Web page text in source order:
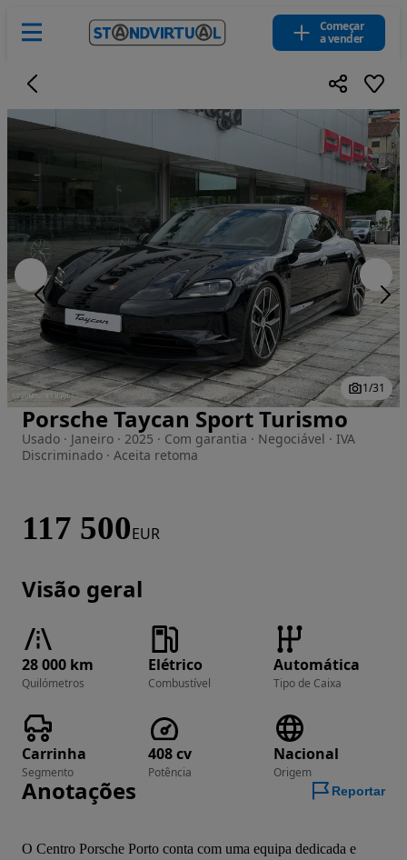
Começar
a vender
Imagem 1 de 31
1/31
Porsche Taycan Sport Turismo
Usado · Janeiro · 2025 · Com garantia · Negociável · IVA
Discriminado · Aceita retoma
117 500EUR
Visão geral
28 000 km
Quilómetros
Elétrico
Combustível
Automática
Tipo de Caixa
Carrinha
Segmento
408 cv
Potência
Nacional
Origem
Anotações Reportar
O Centro Porsche Porto conta com uma equipa dedicada e